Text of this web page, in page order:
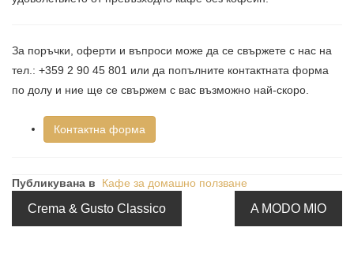
За поръчки, оферти и въпроси може да се свържете с нас на
тел.: +359 2 90 45 801 или да попълните контактната форма
по долу и ние ще се свържем с вас възможно най-скоро.
Контактна форма
Публикувана в Кафе за домашно ползване
Crema & Gusto Classico A MODO MIO